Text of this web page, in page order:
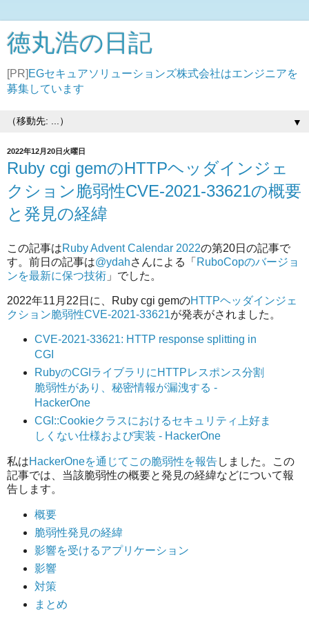
徳丸浩の日記
[PR] EGセキュアソリューションズ株式会社はエンジニアを
募集しています
▼
2022年12月20日火曜日
Ruby cgi gemのHTTPヘッダインジェ
クション脆弱性CVE-2021-33621の概要
と発見の経緯
この記事はRuby Advent Calendar 2022の第20日の記事で
す。前日の記事は@ydahさんによる「 RuboCopのバージョ
ンを最新に保つ技術 」でした。
2022年11月22日に、Ruby cgi gemのHTTPヘッダインジェ
クション脆弱性CVE-2021-33621が発表がされました。
CVE-2021-33621: HTTP response splitting in
CGI
RubyのCGIライブラリにHTTPレスポンス分割
脆弱性があり、秘密情報が漏洩する -
HackerOne
CGI::Cookieクラスにおけるセキュリティ上好ま
しくない仕様および実装 - HackerOne
私はHackerOneを通じてこの脆弱性を報告しました。この
記事では、当該脆弱性の概要と発見の経緯などについて報
告します。
概要
脆弱性発見の経緯
影響を受けるアプリケーション
影響
対策
まとめ